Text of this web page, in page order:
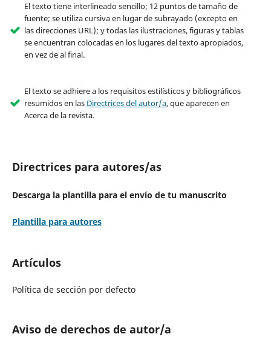
El texto tiene interlineado sencillo; 12 puntos de tamaño de
fuente; se utiliza cursiva en lugar de subrayado (excepto en
las direcciones URL); y todas las ilustraciones, figuras y tablas
se encuentran colocadas en los lugares del texto apropiados,
en vez de al final.
El texto se adhiere a los requisitos estilísticos y bibliográficos
resumidos en las Directrices del autor/a, que aparecen en
Acerca de la revista.
Directrices para autores/as
Descarga la plantilla para el envío de tu manuscrito
Plantilla paraautores
Artículos
Política de sección por defecto
Aviso de derechos de autor/a